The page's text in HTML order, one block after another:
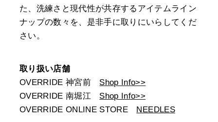
た、洗練さと現代性が共存するアイテムライン
ナップの数々を、是非手に取りにいらしてくだ
さい。
取り扱い店舗
OVERRIDE 神宮前 Shop Info>>
OVERRIDE 南堀江 Shop Info>>
OVERRIDE ONLINE STORE NEEDLES